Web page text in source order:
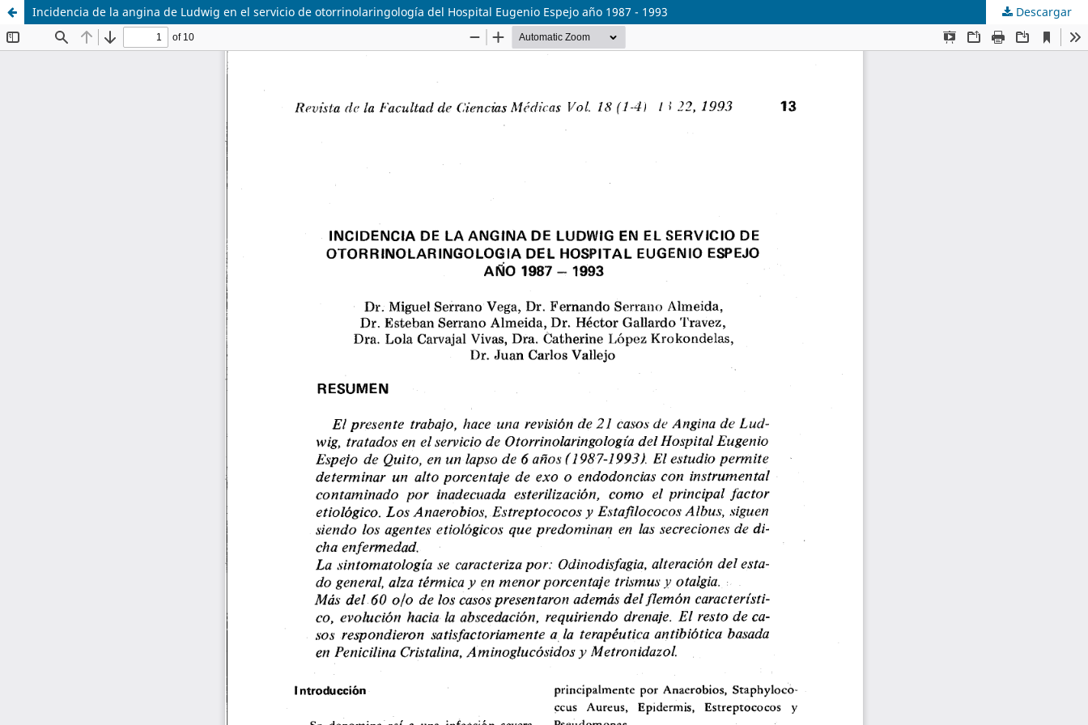
Incidencia de la angina de Ludwig en el servicio de otorrinolaringología del Hospital Eugenio Espejo año 1987 - 1993 Descargar